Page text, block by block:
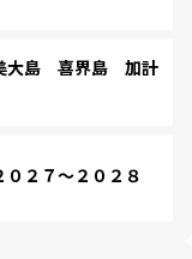
大島 喜界島 加計
２７～２０２８